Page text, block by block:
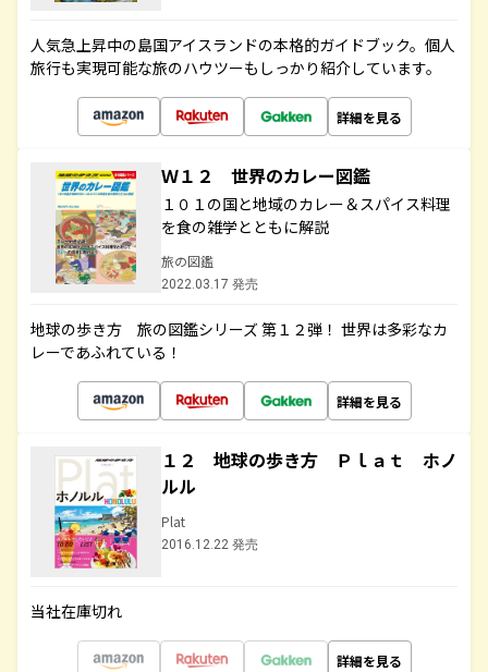
人気急上昇中の島国アイスランドの本格的ガイドブック。個人
旅行も実現可能な旅のハウツーもしっかり紹介しています。
詳細を見る
Ｗ１２ 世界のカレー図鑑
１０１の国と地域のカレー＆スパイス料理
を食の雑学とともに解説
旅の図鑑
2022.03.17 発売
地球の歩き方 旅の図鑑シリーズ 第１２弾！ 世界は多彩なカ
レーであふれている！
詳細を見る
１２ 地球の歩き方 Ｐｌａｔ ホノ
ルル
Plat
2016.12.22 発売
当社在庫切れ
詳細を見る